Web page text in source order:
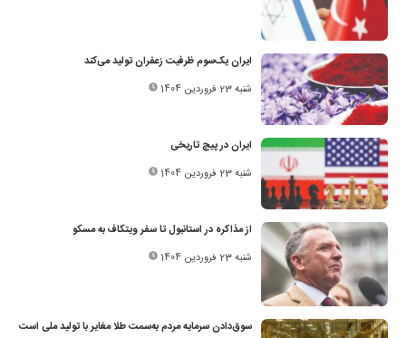
ایران یک‌سوم ظرفیت زعفران تولید می‌کند
شنبه 23 فروردین 1404
ایران در پیچ تاریخی
شنبه 23 فروردین 1404
از مذاکره در استانبول تا سفر ویتکاف به مسکو
شنبه 23 فروردین 1404
سوق‌دادن سرمایه‌ مردم به‌سمت طلا مغایر با تولید ملی است